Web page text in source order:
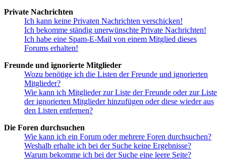
Private Nachrichten
Ich kann keine Privaten Nachrichten verschicken!
Ich bekomme ständig unerwünschte Private Nachrichten!
Ich habe eine Spam-E-Mail von einem Mitglied dieses
Forums erhalten!
Freunde und ignorierte Mitglieder
Wozu benötige ich die Listen der Freunde und ignorierten
Mitglieder?
Wie kann ich Mitglieder zur Liste der Freunde oder zur Liste
der ignorierten Mitglieder hinzufügen oder diese wieder aus
den Listen entfernen?
Die Foren durchsuchen
Wie kann ich ein Forum oder mehrere Foren durchsuchen?
Weshalb erhalte ich bei der Suche keine Ergebnisse?
Warum bekomme ich bei der Suche eine leere Seite?